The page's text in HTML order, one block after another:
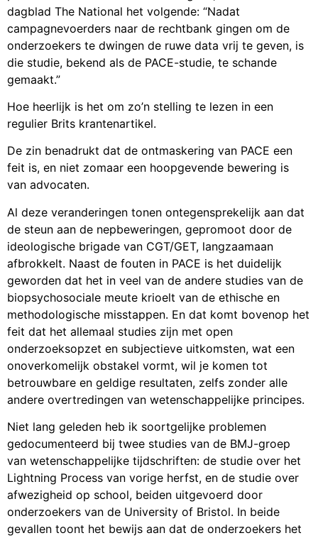
dagblad The National het volgende: “Nadat
campagnevoerders naar de rechtbank gingen om de
onderzoekers te dwingen de ruwe data vrij te geven, is
die studie, bekend als de PACE-studie, te schande
gemaakt.”
Hoe heerlijk is het om zo’n stelling te lezen in een
regulier Brits krantenartikel.
De zin benadrukt dat de ontmaskering van PACE een
feit is, en niet zomaar een hoopgevende bewering is
van advocaten.
Al deze veranderingen tonen ontegensprekelijk aan dat
de steun aan de nepbeweringen, gepromoot door de
ideologische brigade van CGT/GET, langzaamaan
afbrokkelt. Naast de fouten in PACE is het duidelijk
geworden dat het in veel van de andere studies van de
biopsychosociale meute krioelt van de ethische en
methodologische misstappen. En dat komt bovenop het
feit dat het allemaal studies zijn met open
onderzoeksopzet en subjectieve uitkomsten, wat een
onoverkomelijk obstakel vormt, wil je komen tot
betrouwbare en geldige resultaten, zelfs zonder alle
andere overtredingen van wetenschappelijke principes.
Niet lang geleden heb ik soortgelijke problemen
gedocumenteerd bij twee studies van de BMJ-groep
van wetenschappelijke tijdschriften: de studie over het
Lightning Process van vorige herfst, en de studie over
afwezigheid op school, beiden uitgevoerd door
onderzoekers van de University of Bristol. In beide
gevallen toont het bewijs aan dat de onderzoekers het